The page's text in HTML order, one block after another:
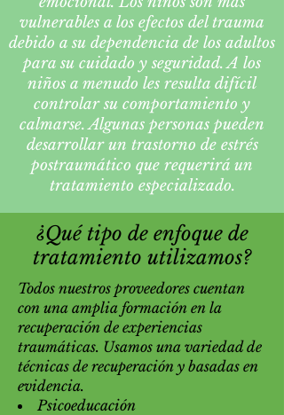
vulnerables a los efectos del trauma
debido a su dependencia de los adultos
para su cuidado y seguridad. A los
niños a menudo les resulta difícil
controlar su comportamiento y
calmarse. Algunas personas pueden
desarrollar un trastorno de estrés
postraumático que requerirá un
tratamiento especializado.
¿Qué tipo de enfoque de
tratamiento utilizamos?
Todos nuestros proveedores cuentan
con una amplia formación en la
recuperación de experiencias
traumáticas. Usamos una variedad de
técnicas de recuperación y basadas en
evidencia.
Psicoeducación